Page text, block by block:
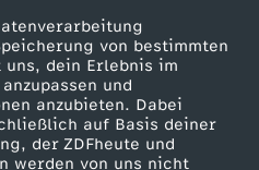
von bestimmten
dein Erlebnis im
und
anzubieten. Dabei
auf Basis deiner
der ZDFheute und
werden von uns nicht
Zuschauerservice
Hilfe